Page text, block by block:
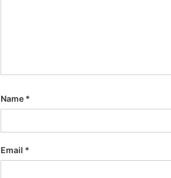
Name *
Email *